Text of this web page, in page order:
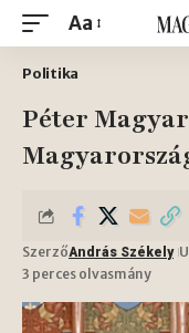
Aa
Politika
Péter
SzerzőAndrás Székely
3 perces olvasmány